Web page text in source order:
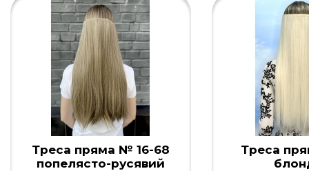
Треса пряма № 16-68
попелясто-русявий
Треса